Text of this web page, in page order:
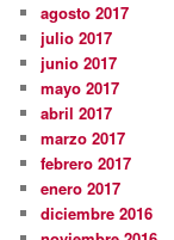
agosto 2017
julio 2017
junio 2017
mayo 2017
abril 2017
marzo 2017
febrero 2017
enero 2017
diciembre 2016